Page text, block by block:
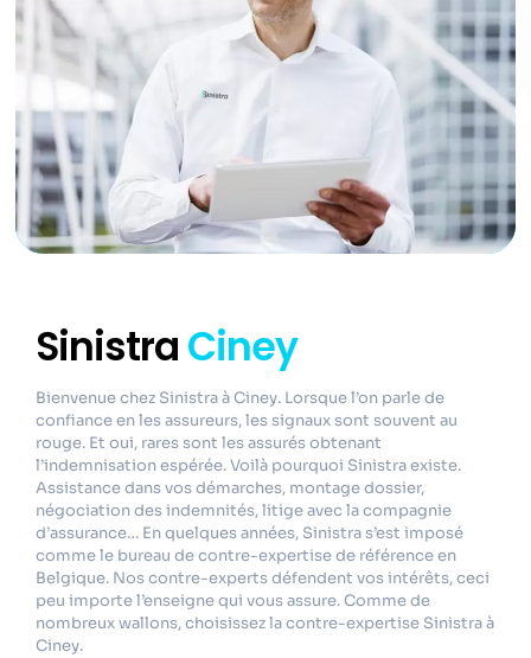
SinistraCiney
Bienvenue chez Sinistra à Ciney. Lorsque l’on parle de
confiance en les assureurs, les signaux sont souvent au
rouge. Et oui, rares sont les assurés obtenant
l’indemnisation espérée. Voilà pourquoi Sinistra existe.
Assistance dans vos démarches, montage dossier,
négociation des indemnités, litige avec la compagnie
d’assurance… En quelques années, Sinistra s’est imposé
comme le bureau de contre-expertise de référence en
Belgique. Nos contre-experts défendent vos intérêts, ceci
peu importe l’enseigne qui vous assure. Comme de
nombreux wallons, choisissez la contre-expertise Sinistra à
Ciney.